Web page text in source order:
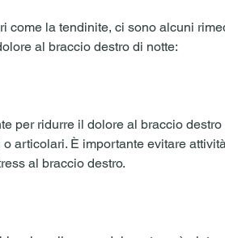
come la tendinite, ci sono alcuni
al braccio destro di notte:
per ridurre il dolore al braccio
articolari. È importante evitare
al braccio destro.